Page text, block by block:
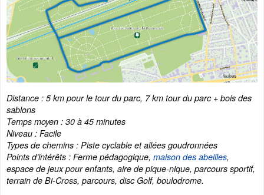
Distance : 5 km pour le tour du parc, 7 km tour du parc + bois des
sablons
Temps moyen : 30 à 45 minutes
Niveau : Facile
Types de chemins : Piste cyclable et allées goudronnées
Points d’intérêts : Ferme pédagogique, maison des abeilles,
espace de jeux pour enfants, aire de pique-nique, parcours sportif,
terrain de Bi-Cross, parcours, disc Golf, boulodrome.